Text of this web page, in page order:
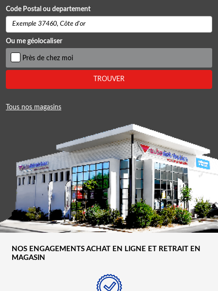
Code Postal ou departement
Ou me géolocaliser
Près de chez moi
TROUVER
Tous nos magasins
NOS ENGAGEMENTS ACHAT EN LIGNE ET RETRAIT EN
MAGASIN